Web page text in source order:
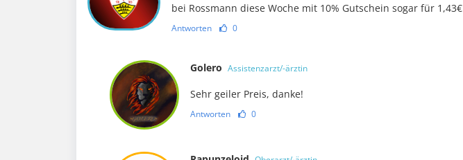
bei Rossmann diese Woche mit 10% Gutschein sogar für 1,43€
Antworten 0
Golero Assistenzarzt/-ärztin
Sehr geiler Preis, danke!
Antworten 0